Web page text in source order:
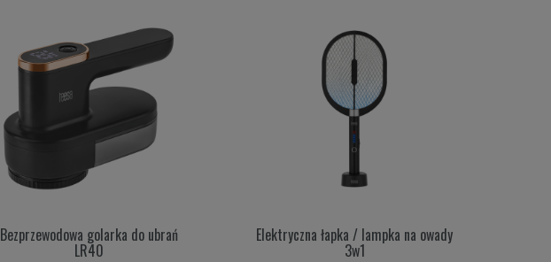
Bezprzewodowa golarka do ubrań
LR40
Elektryczna łapka / lampka na owady
3w1